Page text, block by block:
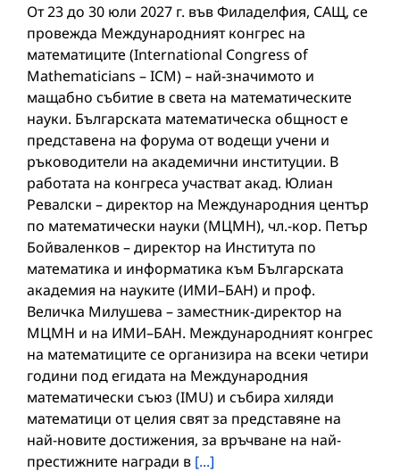
От 23 до 30 юли 2027 г. във Филаделфия, САЩ, се
провежда Международният конгрес на
математиците (International Congress of
Mathematicians – ICM) – най-значимото и
мащабно събитие в света на математическите
науки. Българската математическа общност е
представена на форума от водещи учени и
ръководители на академични институции. В
работата на конгреса участват акад. Юлиан
Ревалски – директор на Международния център
по математически науки (МЦМН), чл.-кор. Петър
Бойваленков – директор на Института по
математика и информатика към Българската
академия на науките (ИМИ–БАН) и проф.
Величка Милушева – заместник-директор на
МЦМН и на ИМИ–БАН. Международният конгрес
на математиците се организира на всеки четири
години под егидата на Международния
математически съюз (IMU) и събира хиляди
математици от целия свят за представяне на
най-новите достижения, за връчване на най-
престижните награди в [...]